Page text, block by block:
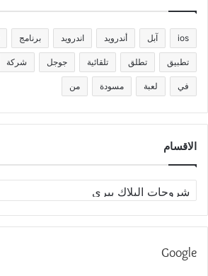
ios آبل أندرويد اندرويد برنامج
تطبيق تطلق تلقائية جوجل شركة
في لعبة مسودة من
الاقسام
Google